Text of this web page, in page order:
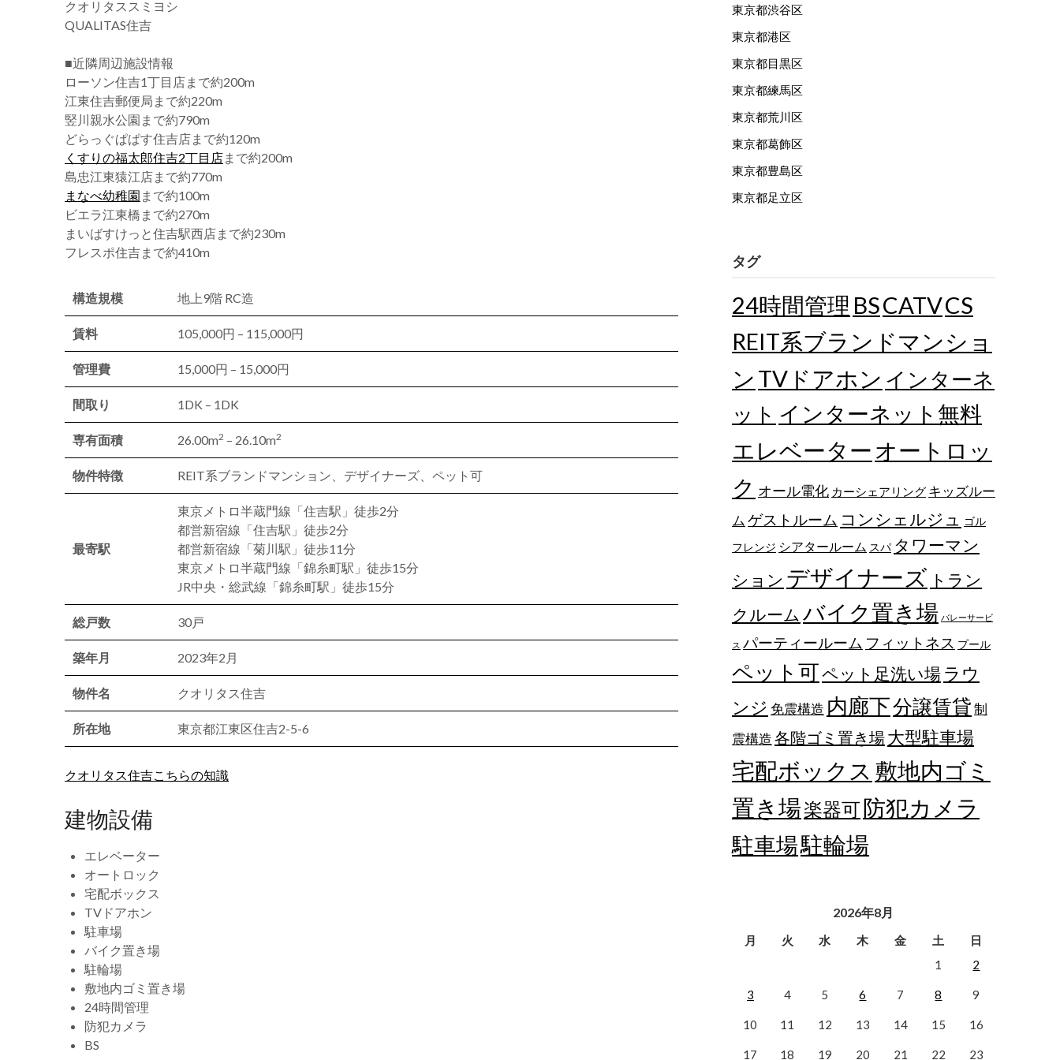
クオリタススミヨシ
QUALITAS住吉
■近隣周辺施設情報
ローソン住吉1丁目店まで約200m
江東住吉郵便局まで約220m
竪川親水公園まで約790m
どらっぐぱぱす住吉店まで約120m
くすりの福太郎住吉2丁目店まで約200m
島忠江東猿江店まで約770m
まなべ幼稚園 まで約100m
ビエラ江東橋まで約270m
まいばすけっと住吉駅西店まで約230m
フレスポ住吉まで約410m
構造規模 地上9階 RC造
賃料 105,000円 – 115,000円
管理費 15,000円 – 15,000円
間取り 1DK – 1DK
専有面積 26.00m2 – 26.10m2
物件特徴 REIT系ブランドマンション、デザイナーズ、ペット可
最寄駅
東京メトロ半蔵門線「住吉駅」徒歩2分
都営新宿線「住吉駅」徒歩2分
都営新宿線「菊川駅」徒歩11分
東京メトロ半蔵門線「錦糸町駅」徒歩15分
JR中央・総武線「錦糸町駅」徒歩15分
総戸数 30戸
築年月 2023年2月
物件名 クオリタス住吉
所在地 東京都江東区住吉2-5-6
クオリタス住吉こちらの知識
建物設備
エレベーター
オートロック
宅配ボックス
TVドアホン
駐車場
バイク置き場
駐輪場
敷地内ゴミ置き場
24時間管理
防犯カメラ
BS
東京都渋谷区
東京都港区
東京都目黒区
東京都練馬区
東京都荒川区
東京都葛飾区
東京都豊島区
東京都足立区
タグ
24時間管理 BSCATVCS
REIT系ブランドマンショ
ン TVドアホン インターネ
ット インターネット無料
エレベーター オートロッ
ク オール電化 カーシェアリング キッズルー
ム ゲストルーム コンシェルジュ
ゴル
フレンジ シアタールーム スパ タワーマン
ション デザイナーズ トラン
クルーム バイク置き場 バレーサービ
ス パーティールーム フィットネス プール
ペット可ペット足洗い場 ラウ
ンジ 免震構造 内廊下分譲賃貸制
震構造各階ゴミ置き場大型駐車場
宅配ボックス 敷地内ゴミ
置き場楽器可防犯カメラ
駐車場駐輪場
2026年8月
月 火 水 木 金 土
日
1
2
3 4 5 6 7 8 9
10 11 12 13 14 15 16
17 18 19 20 21 22 23